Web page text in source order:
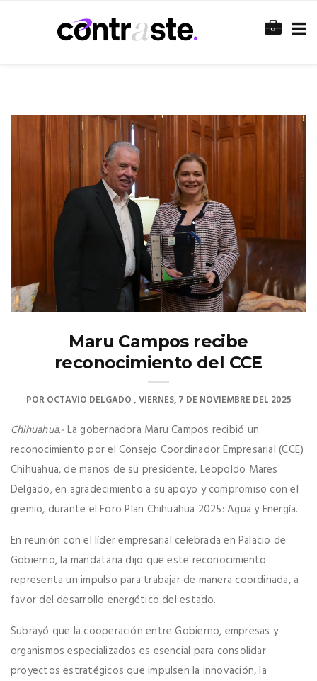
Maru Campos recibe
reconocimiento del CCE
POROCTAVIO DELGADO VIERNES, 7 DE NOVIEMBRE DEL 2025
Chihuahua.-La gobernadora Maru Campos recibió un
reconocimiento por el Consejo Coordinador Empresarial (CCE)
Chihuahua, de manos de su presidente, Leopoldo Mares
Delgado, en agradecimiento a su apoyo y compromiso con el
gremio, durante el Foro Plan Chihuahua 2025: Agua y Energía.
En reunión con el líder empresarial celebrada en Palacio de
Gobierno, la mandataria dijo que este reconocimiento
representa un impulso para trabajar de manera coordinada, a
favor del desarrollo energético del estado.
Subrayó que la cooperación entre Gobierno, empresas y
organismos especializados es esencial para consolidar
proyectos estratégicos que impulsen la innovación, la